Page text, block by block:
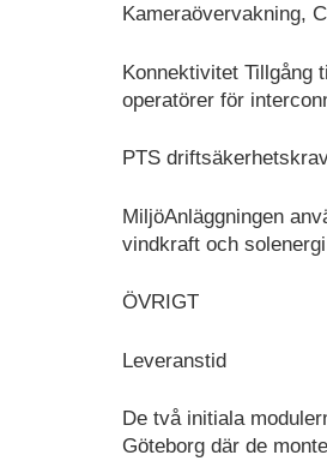
Kameraövervakning,
Konnektivitet Tillgång
operatörer för
PTS
MiljöAnläggningen
vindkraft och
ÖVRIGT
Leveranstid
De två initiala
Göteborg där de